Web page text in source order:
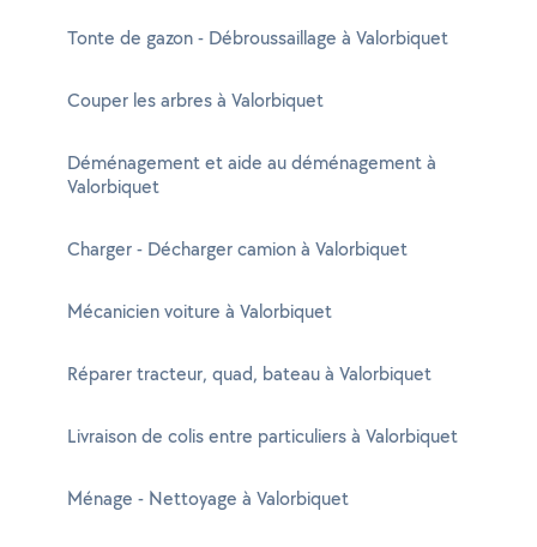
Tonte de gazon - Débroussaillage à Valorbiquet
Couper les arbres à Valorbiquet
Déménagement et aide au déménagement à
Valorbiquet
Charger - Décharger camion à Valorbiquet
Mécanicien voiture à Valorbiquet
Réparer tracteur, quad, bateau à Valorbiquet
Livraison de colis entre particuliers à Valorbiquet
Ménage - Nettoyage à Valorbiquet